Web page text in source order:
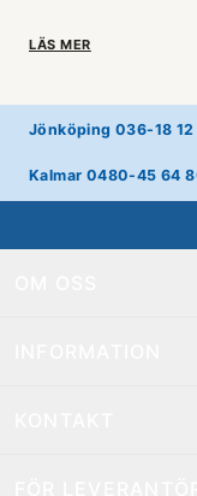
LÄS MER
Jönköping 036-18
Kalmar 0480-45 64